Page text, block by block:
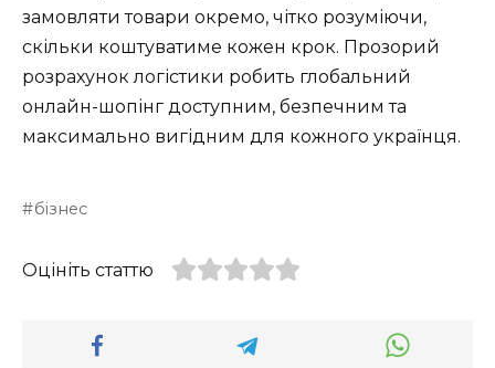
замовляти товари окремо, чітко розуміючи,
скільки коштуватиме кожен крок. Прозорий
розрахунок логістики робить глобальний
онлайн-шопінг доступним, безпечним та
максимально вигідним для кожного українця.
бізнес
Оцініть статтю